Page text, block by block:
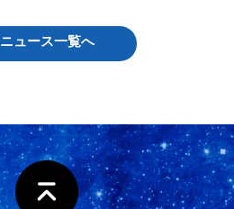
ニュース一覧へ